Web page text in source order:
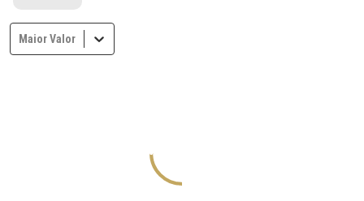
Maior Valor